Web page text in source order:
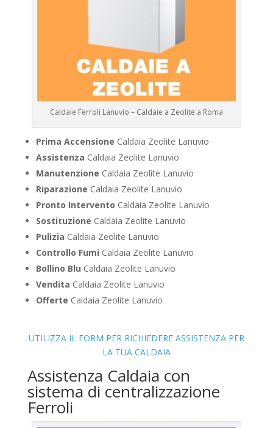
Caldaie Ferroli Lanuvio – Caldaie a Zeolite a Roma
Prima Accensione Caldaia Zeolite Lanuvio
Assistenza Caldaia Zeolite Lanuvio
Manutenzione Caldaia Zeolite Lanuvio
Riparazione Caldaia Zeolite Lanuvio
Pronto Intervento Caldaia Zeolite Lanuvio
Sostituzione Caldaia Zeolite Lanuvio
Pulizia Caldaia Zeolite Lanuvio
Controllo Fumi Caldaia Zeolite Lanuvio
Bollino Blu Caldaia Zeolite Lanuvio
Vendita Caldaia Zeolite Lanuvio
Offerte Caldaia Zeolite Lanuvio
UTILIZZA IL FORM PER RICHIEDERE ASSISTENZA PER
LA TUA CALDAIA
Assistenza Caldaia con
sistema di centralizzazione
Ferroli